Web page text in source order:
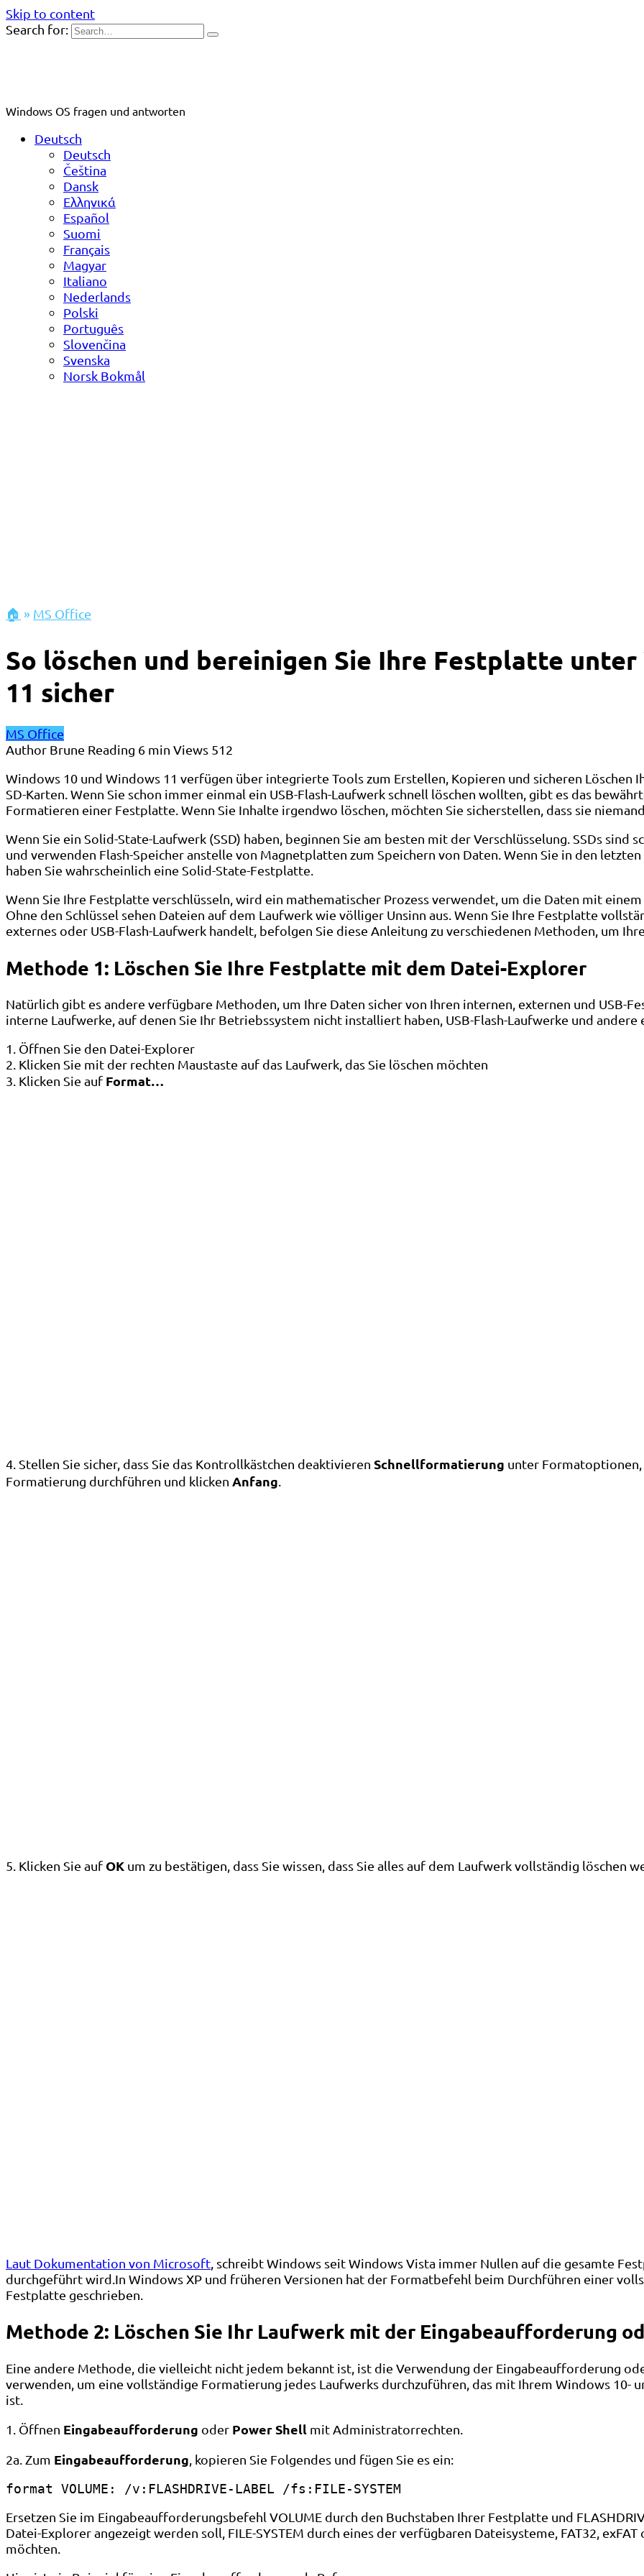
Skip to content
Search for:
Windows OS fragen und antworten
Deutsch
Deutsch
Čeština
Dansk
Ελληνικά
Español
Suomi
Français
Magyar
Italiano
Nederlands
Polski
Português
Slovenčina
Svenska
Norsk Bokmål
🏠 » MS Office
So löschen und bereinigen Sie Ihre Festplatte unter
11 sicher
MS Office
Author Brune Reading 6 min Views 512
Windows 10 und Windows 11 verfügen über integrierte Tools zum Erstellen, Kopieren und sicheren Löschen
SD-Karten. Wenn Sie schon immer einmal ein USB-Flash-Laufwerk schnell löschen wollten, gibt es das
Formatieren einer Festplatte. Wenn Sie Inhalte irgendwo löschen, möchten Sie sicherstellen, dass sie
Wenn Sie ein Solid-State-Laufwerk (SSD) haben, beginnen Sie am besten mit der Verschlüsselung. SSDs sind
und verwenden Flash-Speicher anstelle von Magnetplatten zum Speichern von Daten. Wenn Sie in den
haben Sie wahrscheinlich eine Solid-State-Festplatte.
Wenn Sie Ihre Festplatte verschlüsseln, wird ein mathematischer Prozess verwendet, um die Daten mit
Ohne den Schlüssel sehen Dateien auf dem Laufwerk wie völliger Unsinn aus. Wenn Sie Ihre Festplatte
externes oder USB-Flash-Laufwerk handelt, befolgen Sie diese Anleitung zu verschiedenen Methoden, um
Methode 1: Löschen Sie Ihre Festplatte mit dem Datei-Explorer
Natürlich gibt es andere verfügbare Methoden, um Ihre Daten sicher von Ihren internen, externen und USB-
interne Laufwerke, auf denen Sie Ihr Betriebssystem nicht installiert haben, USB-Flash-Laufwerke und andere
1. Öffnen Sie den Datei-Explorer
2. Klicken Sie mit der rechten Maustaste auf das Laufwerk, das Sie löschen möchten
3. Klicken Sie auf Format…
4. Stellen Sie sicher, dass Sie das Kontrollkästchen deaktivieren Schnellformatierung unter
Formatierung durchführen und klicken Anfang
5. Klicken Sie auf OK um zu bestätigen, dass Sie wissen, dass Sie alles auf dem Laufwerk vollständig löschen
Laut Dokumentation von Microsoft , schreibt Windows seit Windows Vista immer Nullen auf die gesamte
durchgeführt wird.In Windows XP und früheren Versionen hat der Formatbefehl beim Durchführen einer
Festplatte geschrieben.
Methode 2: Löschen Sie Ihr Laufwerk mit der Eingabeaufforderung
Eine andere Methode, die vielleicht nicht jedem bekannt ist, ist die Verwendung der Eingabeaufforderung
verwenden, um eine vollständige Formatierung jedes Laufwerks durchzuführen, das mit Ihrem Windows 10-
ist.
1. Öffnen Eingabeaufforderung oder Power Shell mit Administratorrechten.
2a. Zum Eingabeaufforderung , kopieren Sie Folgendes und fügen Sie es ein:
format VOLUME: /v:FLASHDRIVE-LABEL /fs:FILE-SYSTEM
Ersetzen Sie im Eingabeaufforderungsbefehl VOLUME durch den Buchstaben Ihrer Festplatte und
Datei-Explorer angezeigt werden soll, FILE-SYSTEM durch eines der verfügbaren Dateisysteme, FAT32,
möchten.